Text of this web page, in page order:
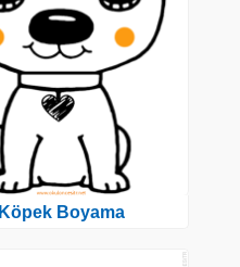
Köpek Boyama